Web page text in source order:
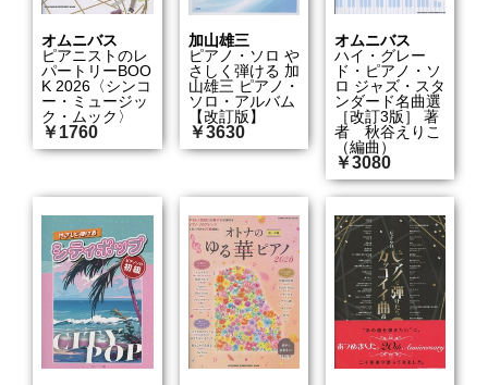
オムニバス
ピアニストのレ
パートリーBOO
K 2026〈シンコ
ー・ミュージッ
ク・ムック〉
￥1760
加山雄三
ピアノ・ソロ や
さしく弾ける 加
山雄三 ピアノ・
ソロ・アルバム
【改訂版】
￥3630
オムニバス
ハイ・グレー
ド・ピアノ・ソ
ロ ジャズ・スタ
ンダード名曲選
［改訂3版］ 著
者 秋谷えりこ
（編曲）
￥3080